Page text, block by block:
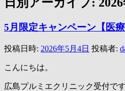
5月限定キャンペーン【医療
投稿日時: 2026年5月4日 投稿者:
こんにちは。
広島プルミエクリニック受付です